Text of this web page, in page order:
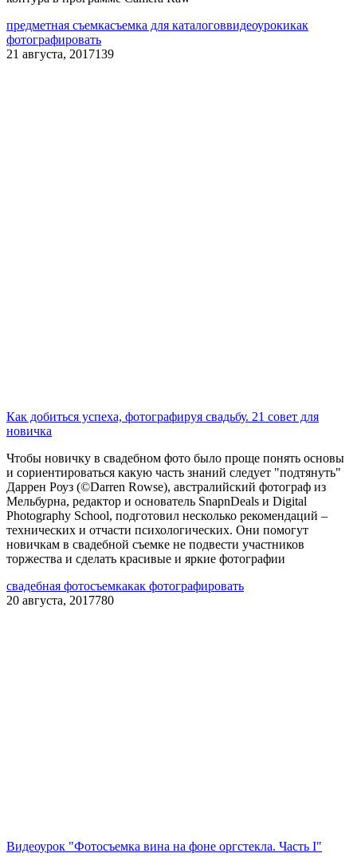
предметная съемкасъемка для каталоговвидеоурокикак
фотографировать
21 августа, 2017139
Как добиться успеха, фотографируя свадьбу. 21 совет для
новичка
Чтобы новичку в свадебном фото было проще понять основы
и сориентироваться какую часть знаний следует "подтянуть"
Даррен Роуз (©Darren Rowse), австралийский фотограф из
Мельбурна, редактор и основатель SnapnDeals и Digital
Photography School, подготовил несколько рекомендаций –
технических и отчасти психологических. Они помогут
новичкам в свадебной съемке не подвести участников
торжества и сделать красивые и яркие фотографии
свадебная фотосъемкакак фотографировать
20 августа, 2017780
Видеоурок "Фотосъемка вина на фоне оргстекла. Часть I"